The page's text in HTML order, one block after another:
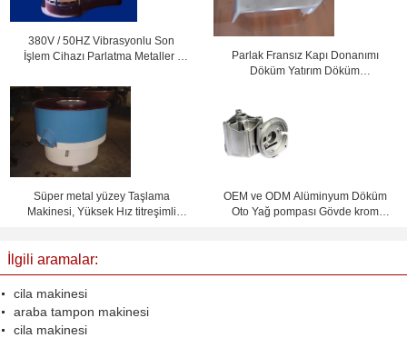
380V / 50HZ Vibrasyonlu Son
İşlem Cihazı Parlatma Metaller /
Parlak Fransız Kapı Donanımı
Döküm Yatırım Döküm
Süper metal yüzey Taşlama
Makinesi, Yüksek Hız titreşimli
OEM ve ODM Alüminyum Döküm
Oto Yağ pompası Gövde krom
İlgili aramalar:
cila makinesi
araba tampon makinesi
cila makinesi